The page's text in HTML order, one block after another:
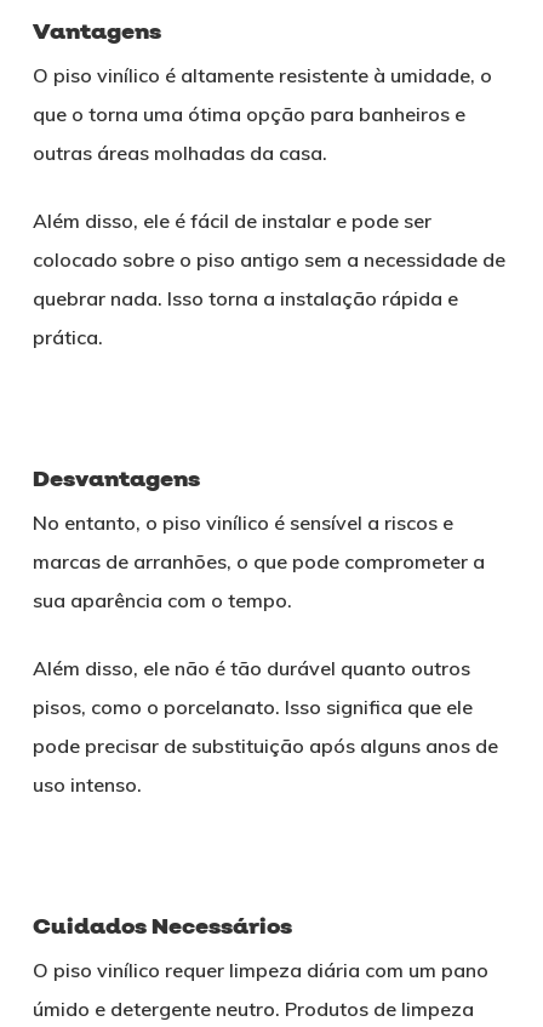
Vantagens
O piso vinílico é altamente resistente à umidade, o
que o torna uma ótima opção para banheiros e
outras áreas molhadas da casa.
Além disso, ele é fácil de instalar e pode ser
colocado sobre o piso antigo sem a necessidade de
quebrar nada. Isso torna a instalação rápida e
prática.
Desvantagens
No entanto, o piso vinílico é sensível a riscos e
marcas de arranhões, o que pode comprometer a
sua aparência com o tempo.
Além disso, ele não é tão durável quanto outros
pisos, como o porcelanato. Isso significa que ele
pode precisar de substituição após alguns anos de
uso intenso.
Cuidados Necessários
O piso vinílico requer limpeza diária com um pano
úmido e detergente neutro. Produtos de limpeza